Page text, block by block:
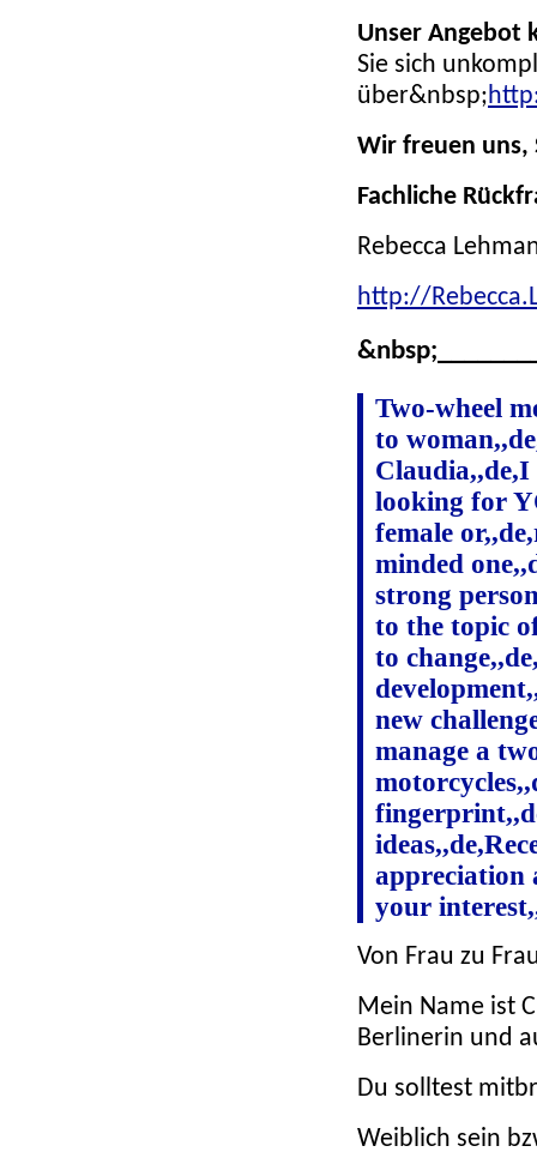
Unser Angebot
Sie sich
über&nbsp;
Wir freuen uns,
Fachliche
Rebecca
http://
Two-wheel
to
looking for
female
minded
strong
to the topic
to
new
manage a
appreciation
your
Von Frau zu
Mein Name ist
Berlinerin und
Du solltest
Weiblich sein